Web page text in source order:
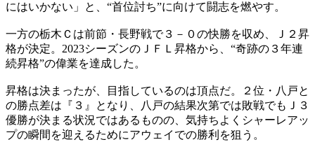
にはいかない」と、“首位討ち”に向けて闘志を燃やす。
一方の栃木Ｃは前節・長野戦で３－０の快勝を収め、Ｊ２昇
格が決定。2023シーズンのＪＦＬ昇格から、“奇跡の３年連
続昇格”の偉業を達成した。
昇格は決まったが、目指しているのは頂点だ。２位・八戸と
の勝点差は『３』となり、八戸の結果次第では敗戦でもＪ３
優勝が決まる状況ではあるものの、気持ちよくシャーレアッ
プの瞬間を迎えるためにアウェイでの勝利を狙う。